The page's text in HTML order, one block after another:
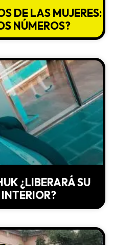
DE LAS MUJERES:
NÚMEROS?
¿LIBERARÁ SU